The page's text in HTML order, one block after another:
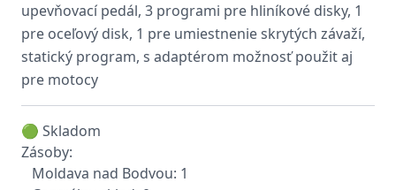
upevňovací pedál, 3 programi pre hliníkové disky, 1
pre oceľový disk, 1 pre umiestnenie skrytých závaží,
statický program, s adaptérom možnosť použit aj
pre motocy
🟢 Skladom
Zásoby:
Moldava nad Bodvou: 1